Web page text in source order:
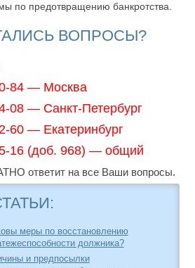
по предотвращению банкротства.
ВОПРОСЫ?
84 — Москва
08 — Санкт-Петербург
60 — Екатеринбург
16 (доб. 968) — общий
ответит на все Ваши вопросы.
меры по восстановлению
должника?
и предпосылки